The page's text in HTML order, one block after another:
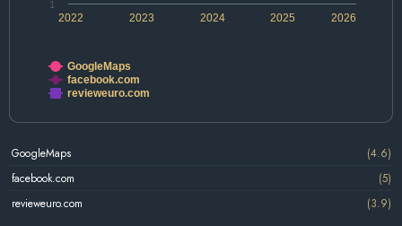
2022 2024 2026
2023 2025
1
GoogleMaps
facebook.com
revieweuro.com
GoogleMaps
(4.6)
facebook.com
(5)
revieweuro.com
(3.9)